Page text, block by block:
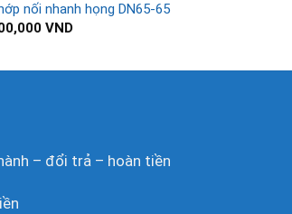
nối nhanh họng DN65-65
VND
– đổi trả – hoàn tiền